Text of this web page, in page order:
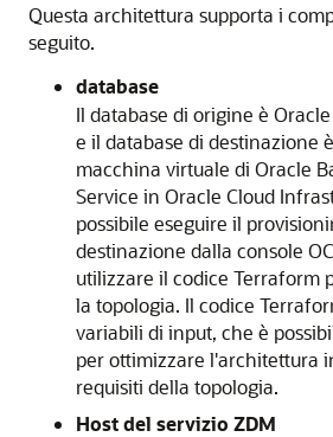
Questa architettura supporta i
seguito.
database
Il database di origine è
e il database di destinazione
macchina virtuale di Oracle
Service in Oracle Cloud
possibile eseguire il
destinazione dalla console
utilizzare il codice Terraform
la topologia. Il codice
variabili di input, che è
per ottimizzare l'architettura
requisiti della topologia.
Host del servizio ZDM